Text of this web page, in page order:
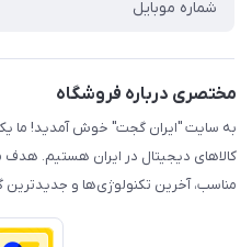
مختصری درباره فروشگاه
به سایت "ایران گجت" خوش آمدید! ما
کالاهای دیجیتال در ایران هستیم. هدف
مناسب، آخرین تکنولوژی‌ها و